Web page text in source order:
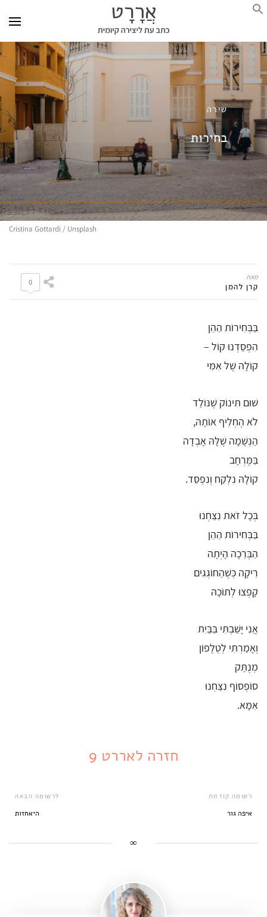
שירה
בחירות
Cristina Gottardi / Unsplash
מאת
קרן להמן 0
בַּבְּחִירוֹת הַהֵן
הִפְסַדְנוּ קוֹל –
קוֹלָהּ שֶׁל אִמִּי
שׁוּם תִּינוֹק שֶׁנּוֹלַד
לֹא הֶחְלִִיף אוֹתָהּ,
הַנְּשָׁמָה שֶׁלָּהּ אָבְדָה
בַּמֶּרְחָב
קוֹלָהּ נִלְקַח וְנִפְסַד.
בְּכָל זֹאת נִצַּחְנוּ
בַּבְּחִירוֹת הַהֵן
הַבְּרֵכָה הָיְתָה
רֵיקָה כְּשֶׁהַחוֹגְגִים
קָפְצוּ לְתוֹכָהּ
אֲנִי יָשַׁבְתִּי בַּבַּיִת
וְאָמַרְתִּי לְטֶלֶפוֹן
מְנֻתָּק
סוֹפְסוֹף נִצַּחְנוּ
אִמָּא.
חזרה לאררט 9
רשומה קודמת
איפה גור
לרשומה הבאה
היאחזות
∞